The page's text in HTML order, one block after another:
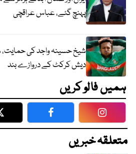
پہنچ گئے، عباس عراقچی
شیخ حسینہ واجد کی حمایت،
دیش کرکٹ کے دروازے بند
ہمیں فالو کریں
Twitter Facebook
متعلقہ خبریں